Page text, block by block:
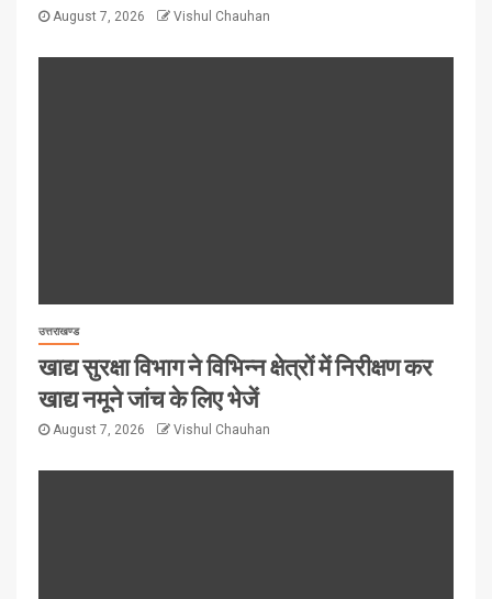
August 7, 2026 Vishul Chauhan
उत्तराखण्ड
खाद्य सुरक्षा विभाग ने विभिन्न क्षेत्रों में निरीक्षण कर
खाद्य नमूने जांच के लिए भेजें
August 7, 2026 Vishul Chauhan